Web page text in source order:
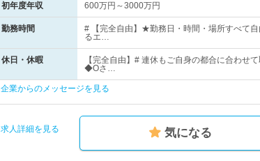
初年度年収 600万円～3000万円
勤務時間
# 【完全自由】★勤務日・時間・場所すべて
るエ…
休日・休暇
【完全自由】# 連休もご自身の都合に合わせ
◆Oさ…
企業からのメッセージを見る
求人詳細を見る 気になる